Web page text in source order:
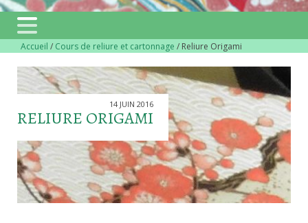
Accueil / Cours de reliure et cartonnage / Reliure Origami
RELIURE ORIGAMI
14 JUIN 2016